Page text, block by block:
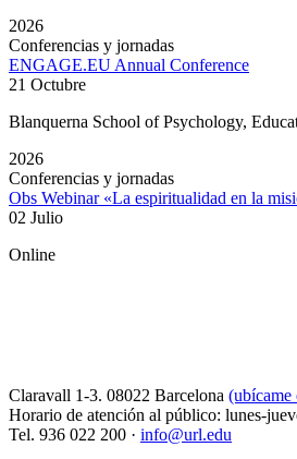
2026
Conferencias y jornadas
ENGAGE.EU Annual Conference
21 Octubre
Blanquerna School of Psychology,
2026
Conferencias y jornadas
Obs Webinar «La espiritualidad en la
02 Julio
Online
Claravall 1-3. 08022 Barcelona (ubícame
Horario de atención al público: lunes-
Tel. 936 022 200 · info@url.edu